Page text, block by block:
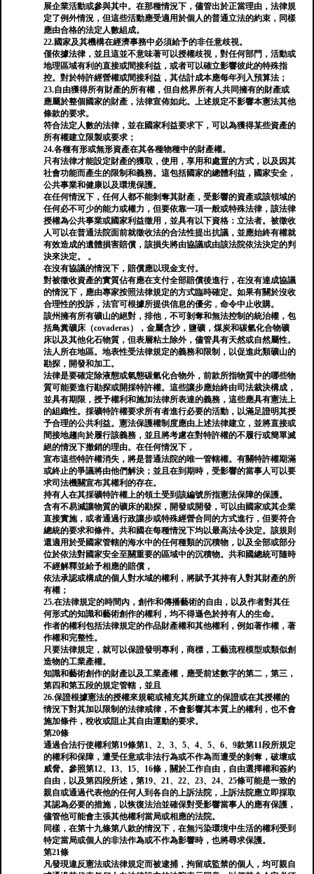
展企業活動或參與其中。在那種情況下，儘管出於正當理由，法律規
定了例外情況，但這些活動應受適用於個人的普通立法的約束，同樣
應由合格的法定人數組成。
22.國家及其機構在經濟事務中必須給予的非任意歧視。
僅依據法律，並且這並不意味著可以授權歧視，對任何部門，活動或
地理區域有利的直接或間接利益，或者可以確立影響彼此的特殊指
控。對於特許經營權或間接利益，其估計成本應每年列入預算法；
23.自由獲得所有財產的所有權，但自然界所有人共同擁有的財產或
應屬於整個國家的財產，法律宣佈如此。上述規定不影響本憲法其他
條款的要求。
符合法定人數的法律，並在國家利益要求下，可以為獲得某些資產的
所有權建立限製或要求；
24.各種有形或無形資產在其各種物種中的財產權。
只有法律才能設定財產的獲取，使用，享用和處置的方式，以及因其
社會功能而產生的限制和義務。這包括國家的總體利益，國家安全，
公共事業和健康以及環境保護。
在任何情況下，任何人都不能剝奪其財產，受影響的資產或該領域的
任何必不可少的能力或權力，但要依靠一項一般或特殊法律，該法律
授權為公共事業或國家利益徵用，並具有以下資格：立法者。被徵收
人可以在普通法院面前就徵收法的合法性提出抗議，並應始終有權就
有效造成的遺體損害賠償，該損失將由協議或由該法院依法決定的判
決來決定。 。
在沒有協議的情況下，賠償應以現金支付。
對被徵收資產的實質佔有應在支付全部賠償後進行，在沒有達成協議
的情況下，應由專家按照法律規定的方式臨時確定。如果有關於沒收
合理性的投訴，法官可根據所提供信息的優劣，命令中止收購。
該州擁有所有礦山的絕對，排他，不可剝奪和無法控制的統治權，包
括鳥糞礦床（covaderas），金屬含沙，鹽礦，煤炭和碳氫化合物礦
床以及其他化石物質，但表層粘土除外，儘管具有天然或自然屬性。
法人所在地區。地表性受法律規定的義務和限制，以促進此類礦山的
勘探，開發和加工。
法律是要確定除液態或氣態碳氫化合物外，前款所指物質中的哪些物
質可能要進行勘探或開採特許權。這些讓步應始終由司法裁決構成，
並具有期限，授予權利和施加法律所表達的義務，這些應具有憲法上
的組織性。採礦特許權要求所有者進行必要的活動，以滿足證明其授
予合理的公共利益。憲法保護權制度應由上述法律建立，並將直接或
間接地趨向於履行該義務，並且將考慮在對特許權的不履行或簡單滅
絕的情況下撤銷的理由。在任何情況下，
宣布這些特許權消失，將是普通法院的唯一管轄權。有關特許權期滿
或終止的爭議將由他們解決；並且在到期時，受影響的當事人可以要
求司法機關宣布其權利的存在。
持有人在其採礦特許權上的領土受到該編號所指憲法保障的保護。
含有不易減讓物質的礦床的勘探，開發或開發，可以由國家或其企業
直接實施，或者通過行政讓步或特殊經營合同的方式進行，但要符合
總統的要求和條件。共和國在每種情況下均以最高法令決定。該規則
還適用於受國家管轄的海水中的任何種類的沉積物，以及全部或部分
位於依法對國家安全至關重要的區域中的沉積物。共和國總統可隨時
不經解釋並給予相應的賠償，
依法承認或構成的個人對水域的權利，將賦予其持有人對其財產的所
有權；
25.在法律規定的時間內，創作和傳播藝術的自由，以及作者對其任
何形式的知識和藝術創作的權利，均不得遜色於持有人的生命。
作者的權利包括法律規定的作品財產權和其他權利，例如著作權，著
作權和完整性。
只要法律規定，就可以保證發明專利，商標，工藝流程模型或類似創
造物的工業產權。
知識和藝術創作的財產以及工業產權，應受前述數字的第二，第三，
第四和第五段的規定管轄，並且
26.保證根據憲法的授權來規範或補充其所建立的保證或在其授權的
情況下對其加以限制的法律戒律，不會影響其本質上的權利，也不會
施加條件，稅收或阻止其自由運動的要求。
第20條
通過合法行使權利第19條第1、2、3、5、4、5、6、9款第11段所規定
的權利和保障，遭受任意或非法行為或不作為而遭受的剝奪，破壞或
威脅。參照第12、13、15、16條，關於工作自由，自由選擇權和簽約
自由，以及第四段所述，第19、21、22、23、24、25條可能是一致的
親自或通過代表他的任何人到各自的上訴法院，上訴法院應立即採取
其認為必要的措施，以恢復法治並確保對受影響當事人的應有保護，
儘管他可能會主張其他權利當局或相應的法院。
同樣，在第十九條第八款的情況下，在無污染環境中生活的權利受到
特定當局或個人的非法作為或不作為影響時，也將尋求保護。
第21條
凡發現違反憲法或法律規定而被逮捕，拘留或監禁的個人，均可親自